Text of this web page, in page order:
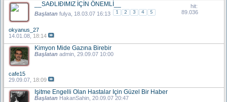
__SAÐLIÐIMIZ İÇİN ÖNEMLİ__
Başlatan fulya , 18.03.07 16:13 1 2 3 4 5
hit:
89.036
okyanus_27
14.01.08, 18:14
Kimyon Mide Gazına Birebir
Başlatan admin , 29.09.07 10:00
cafe15
29.09.07, 18:09
Işitme Engelli Olan Hastalar Için Güzel Bir Haber
Başlatan HakanSahin , 20.09.07 20:47